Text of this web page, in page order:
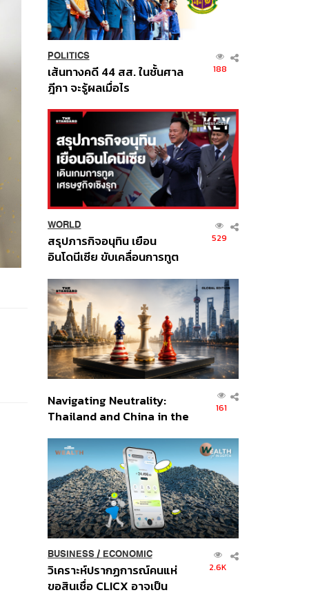
POLITICS
เส้นทางคดี 44 สส. ในชั้นศาล
ฎีกา จะรู้ผลเมื่อไร
188
WORLD
สรุปภารกิจอนุทิน เยือน
อินโดนีเซีย ขับเคลื่อนการทูต
ส่วนยุทธศาสตร์ไทย –
อินโดนีเซีย
529
Navigating Neutrality:
Thailand and China in the
Order
161
BUSINESS/ ECONOMIC
วิเคราะห์ปรากฏการณ์คนแห่
ขอสินเชื่อ CLICX อาจเป็น
2.6K